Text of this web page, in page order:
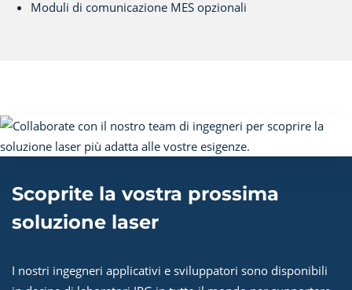
Moduli di comunicazione MES opzionali
Scoprite la vostra prossima
soluzione laser
I nostri ingegneri applicativi e sviluppatori sono disponibili